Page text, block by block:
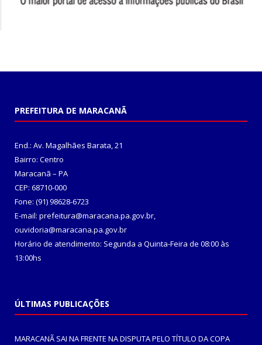
PREFEITURA DE MARACANÃ
End.: Av. Magalhães Barata, 21
Bairro: Centro
Maracanã – PA
CEP: 68710-000
Fone: (91) 98628-6723
E-mail: prefeitura@maracana.pa.gov.br,
ouvidoria@maracana.pa.gov.br
Horário de atendimento: Segunda a Quinta-Feira de 08:00 às
13:00hs
ÚLTIMAS PUBLICAÇÕES
MARACANÃ SAI NA FRENTE NA DISPUTA PELO TÍTULO DA COPA